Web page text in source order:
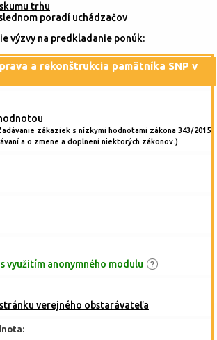
trhu
poradí uchádzačov
výzvy na predkladanie ponúk:
a rekonštrukcia pamätníka SNP v
zákaziek s nízkymi hodnotami zákona 343/2015
a o zmene a doplnení niektorých zákonov.)
využitím anonymného modulu
verejného obstarávateľa